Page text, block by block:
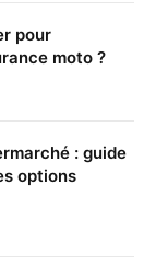
pour
moto ?
: guide
options